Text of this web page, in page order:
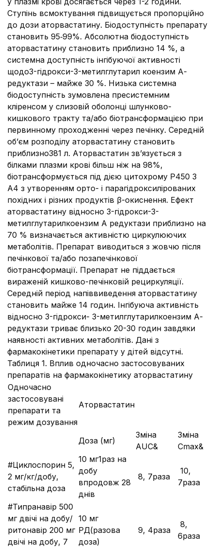
Ступінь всмоктування підвищується пропорційно
до дози аторвастатину. Біодоступність препарату
становить 95‑99%. Абсолютна біодоступність
аторвастатину становить приблизно 14 %, а
системна доступність інгібуючої активності
щодо3-гідрокси-3-метилглутарил коензим А-
редуктази – майже 30 %. Низька системна
біодоступність зумовлена пресистемним
кліренсом у слизовій оболонці шлунково-
кишкового тракту та/або біотрансформацією при
первинному проходженні через печінку. Середній
об’єм розподілу аторвастатину становить
приблизно381 л. Аторвастатин зв’язується з
білками плазми крові більш ніж на 98%,
біотрансформується під дією цитохрому Р450 3
А4 з утворенням орто- і парагідроксилірованих
похідних і різних продуктів β-окиснення. Ефект
аторвастатину відносно 3-гідрокси-3-
метилглутарилкоензим А редуктази приблизно на
70 % визначається активністю циркулюючих
метаболітів. Препарат виводиться з жовчю після
печінкової та/або позапечінкової
біотрансформації. Препарат не піддається
вираженій кишково-печінковій рециркуляції.
Середній період напіввиведення аторвастатину
становить майже 14 годин. Інгібуюча активність
відносно 3-гідрокси- 3-метилглутарилкоензим А-
редуктази триває близько 20-30 годин завдяки
наявності активних метаболітів. Дані з
фармакокінетики препарату у дітей відсутні.
Таблиця 1. Вплив одночасно застосовуваних
препаратів на фармакокінетику аторвастатину
Одночасно
застосовувані
препарати та
режим дозування
Аторвастатин
Доза (мг)
Зміна
AUC&
Зміна
Cmax&
#Циклоспорин 5,
2 мг/кг/добу,
стабільна доза
10 мг1раз на
добу
впродовж 28
днів
­ 8, 7раза
­ 10,
7раза
#Типранавір 500
мг двічі на добу/
ритонавір 200 мг
двічі на добу, 7
10 мг
РД(разова
доза)
­ 9, 4раза
­ 8,
6раза